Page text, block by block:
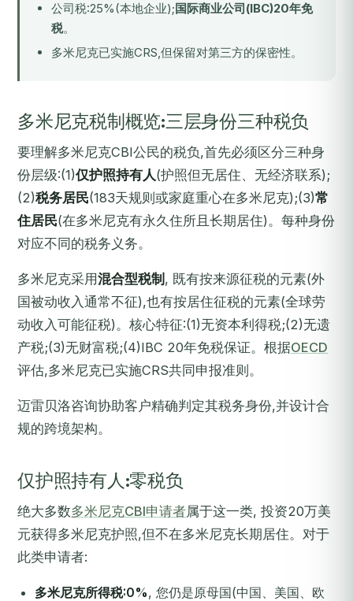
公司税:25%(本地企业);国际商业公司(IBC)20年免
税。
多米尼克已实施CRS,但保留对第三方的保密性。
多米尼克税制概览:三层身份三种税负
要理解多米尼克CBI公民的税负,首先必须区分三种身
份层级:(1)仅护照持有人(护照但无居住、无经济联系);
(2)税务居民(183天规则或家庭重心在多米尼克);(3)常
住居民(在多米尼克有永久住所且长期居住)。每种身份
对应不同的税务义务。
多米尼克采用混合型税制 , 既有按来源征税的元素(外
国被动收入通常不征),也有按居住征税的元素(全球劳
动收入可能征税)。核心特征:(1)无资本利得税;(2)无遗
产税;(3)无财富税;(4)IBC 20年免税保证。根据OECD
评估,多米尼克已实施CRS共同申报准则。
迈雷贝洛咨询协助客户精确判定其税务身份,并设计合
规的跨境架构。
仅护照持有人:零税负
绝大多数多米尼克CBI申请者属于这一类, 投资20万美
元获得多米尼克护照,但不在多米尼克长期居住。对于
此类申请者:
多米尼克所得税:0%, 您仍是原母国(中国、美国、欧